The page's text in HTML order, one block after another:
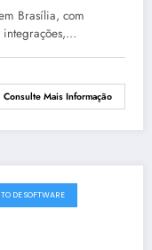
Brasília, com
integrações,…
Consulte Mais Informação
DE SOFTWARE